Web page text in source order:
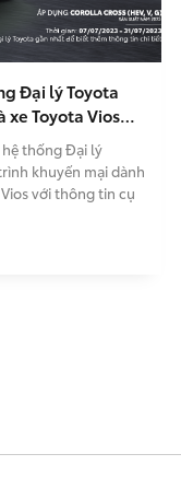
Đại lý Toyota
xe Toyota Vios
thống Đại lý
khuyến mại dành
với thông tin cụ